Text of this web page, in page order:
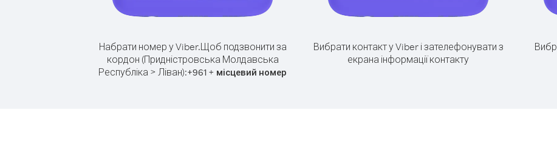
Набрати номер у Viber.Щоб подзвонити за
кордон (Придністровська Молдавська
Республіка > Ліван):+961 + місцевий номер
Вибрати контакт у Viber і зателефонувати з
екрана інформації контакту